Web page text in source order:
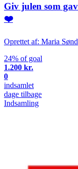
Giv julen som
❤️
Oprettet af: Maria
24% of goal
1.200 kr.
0
indsamlet
dage tilbage
Indsamling